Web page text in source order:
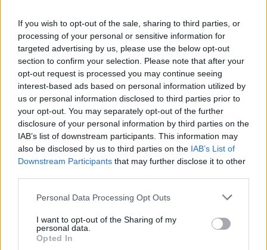
If you wish to opt-out of the sale, sharing to third parties, or
processing of your personal or sensitive information for
targeted advertising by us, please use the below opt-out
section to confirm your selection. Please note that after your
opt-out request is processed you may continue seeing
interest-based ads based on personal information utilized by
us or personal information disclosed to third parties prior to
your opt-out. You may separately opt-out of the further
disclosure of your personal information by third parties on the
IAB’s list of downstream participants. This information may
also be disclosed by us to third parties on the IAB’s List of
Downstream Participants that may further disclose it to other
Please note that this website/app uses one or more Google
not limited to your visit or usage behaviour. You may click to
grant or deny consent to Google and its third-party tags to
use your data for below specified purposes in below Google
Personal Data Processing Opt Outs
I want to opt-out of the Sharing of my
personal data.
Opted In
NAV: magasabb összegű
családi kedvezmény jön
NAV INFOTÁR 2025. JÚN. 20. MTI
A rovat támogatója: